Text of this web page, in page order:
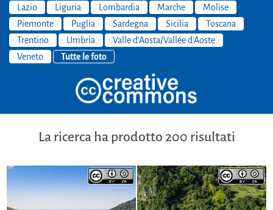
Lazio
Liguria Lombardia Marche
Molise
Piemonte
Puglia Sardegna Sicilia
Toscana
Trentino
Umbria
Valle d'Aosta/Vallée d'Aoste
Veneto
Tutte le foto
La ricerca ha prodotto 200 risultati